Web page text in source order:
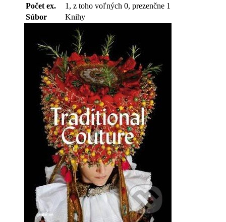
Počet ex.
1, z toho voľných 0, prezenčne 1
Súbor
Knihy